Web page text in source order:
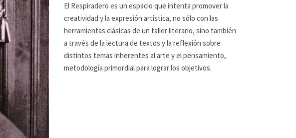
El Respiradero es un espacio que intenta promover la
creatividad y la expresión artística, no sólo con las
herramientas clásicas de un taller literario, sino también
a través de la lectura de textos y la reflexión sobre
distintos temas inherentes al arte y el pensamiento,
metodología primordial para lograr los objetivos.